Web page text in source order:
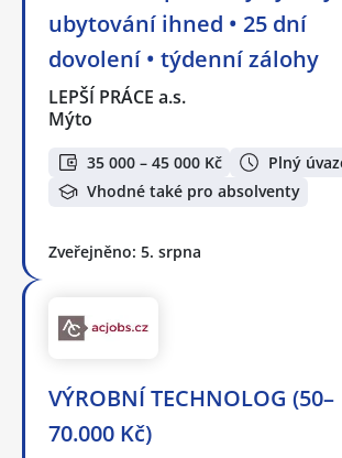
ubytování ihned • 25 dní
dovolení • týdenní zálohy
LEPŠÍ PRÁCE a.s.
Mýto
35 000 – 45 000 Kč
Plný
Vhodné také pro absolventy
Zveřejněno: 5. srpna
VÝROBNÍ TECHNOLOG (50–
70.000 Kč)